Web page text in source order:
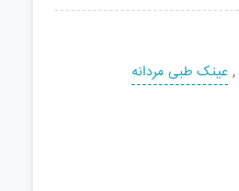
,عینک طبی مردانه